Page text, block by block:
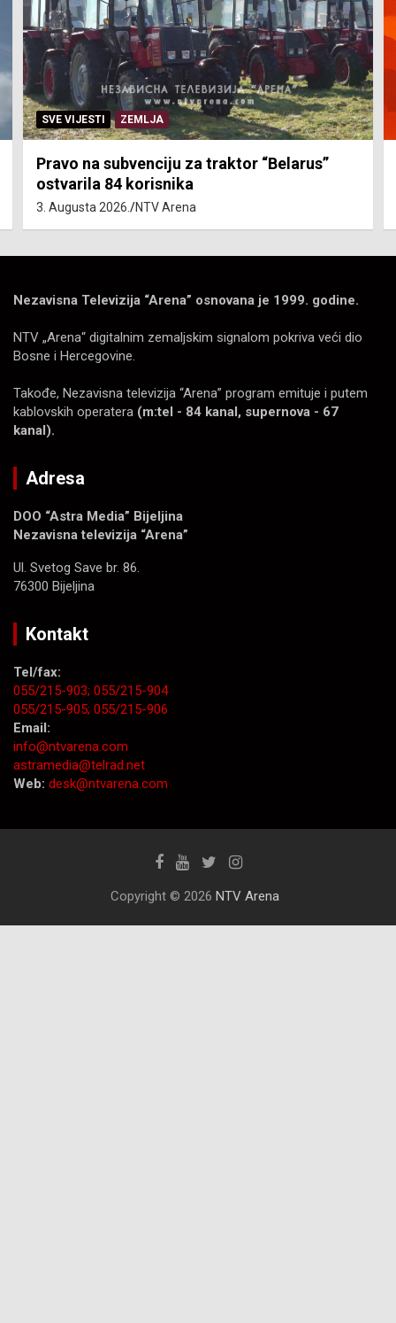
SVE VIJESTI ZEMLJA
Pravo na subvenciju za traktor “Belarus”
ostvarila 84 korisnika
3. Augusta 2026. NTV Arena
Nezavisna Televizija “Arena” osnovana je 1999. godine.
NTV „Arena“ digitalnim zemaljskim signalom pokriva veći dio
Bosne i Hercegovine.
Takođe, Nezavisna televizija “Arena” program emituje i putem
kablovskih operatera (m:tel - 84 kanal, supernova - 67
kanal).
Adresa
DOO “Astra Media” Bijeljina
Nezavisna televizija “Arena”
Ul. Svetog Save br. 86.
76300 Bijeljina
Kontakt
Tel/fax:
055/215-903; 055/215-904
055/215-905; 055/215-906
Email:
info@ntvarena.com
astramedia@telrad.net
Web: desk@ntvarena.com
Copyright © 2026 NTV Arena